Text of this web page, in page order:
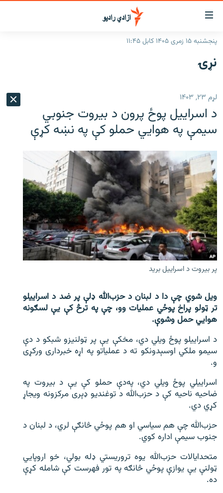
د
لاسرسۍ
وړ
لېنکونه
اصلي
ته
ورتلل
اصلي
مېنو
ورتلل
لټون
پاڼې
ته
مراجعه
راپورونه
سیمه
منځنی ختیځ
افغانستان
د خپرونو جدول
اونیزې خپرونې
انځوریزه برخه
ورزش
د کډوالۍ بحران
'کووېډ-۱۹'
اړیکه
دري پاڼه
Azadi English
راسره ملګري شئ
د ازادې اروپا/ ازادي راډيو ټولې پاڼې
پنجشنبه ۱۵ زمری ۱۴۰۵ کابل ۱۱:۴۵
نړۍ
لړم ۲۳, ۱۴۰۳
د اسراییل پوځ پرون د بیروت جنوبي
سيمې په هوايي حملو کې په نښه کړې
پر بيروت د اسراييل بريد
ویل شوي چې دا د لبنان د حزب‌‌الله ډلې پر ضد د اسراییلو
تر ټولو پراخ پوځي عملیات وو، چې په ترڅ کې یې لسګونه
هوايي حمل وشوې.
د اسراییلو پوځ ویلي دي، مخکې یې پر ټولنیزو شبکو د دې
سیمو ملکي اوسېدونکو ته د عملیاتو په اړه خبرداری ورکړی
و.
اسراییلي پوځ ویلي دي، په‌‌دې حملو کې یې د بیروت په
ضاحیه ناحیه کې د حزب‌‌‌‌الله د توغندیو ډېری مرکزونه ویجاړ
کړي دي.
حزب‌‌الله چې هم سیاسي او هم پوځي څانګې لري، د لبنان د
جنوب سیمې اداره کوي.
متحدایالات حزب‌‌‌الله یوه تروریستي ډله بولي، خو اروپايي
ټولنې یې یوازې پوځي څانګه په تور فهرست کې شامله کړې
ده.